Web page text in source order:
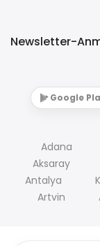
Newsletter-
Google
Adana
Aksaray
Antalya
Artvin